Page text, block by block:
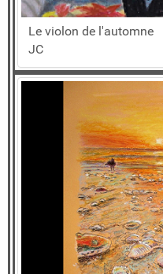
Le violon de l'automne
JC